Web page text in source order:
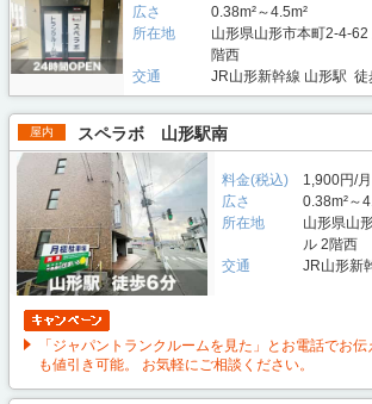
広さ
0.38m²～4.5m²
所在地
山形県山形市本町2-4-
階西
交通
JR山形新幹線 山形駅 徒
屋内 スペラボ 山形駅南
料金(税込)
1,900円/
広さ
0.38m²～
所在地
山形県山
ル 2階西
交通
JR山形新
「ジャパントランクルームを見た」とお電話でお
も値引き可能。 お気軽にご相談ください。